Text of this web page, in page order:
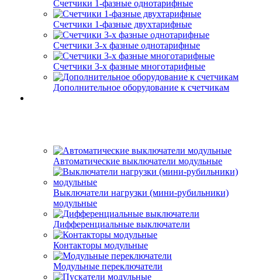
Счетчики 1-фазные однотарифные
Счетчики 1-фазные двухтарифные
Счетчики 3-х фазные однотарифные
Счетчики 3-х фазные многотарифные
Дополнительное оборудование к счетчикам
Автоматические выключатели модульные
Выключатели нагрузки (мини-рубильники)
модульные
Дифференциальные выключатели
Контакторы модульные
Модульные переключатели